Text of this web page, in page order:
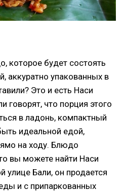
которое будет состоять
аккуратно упакованных в
Это и есть Наси
что порция этого
в ладонь, компактный
идеальной едой,
на ходу. Блюдо
вы можете найти Наси
улице Бали, он продается
и с припаркованных